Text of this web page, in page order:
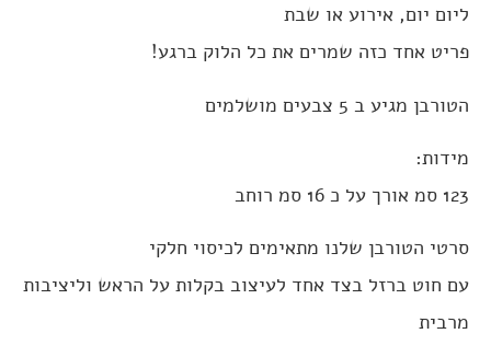
ליום יום, אירוע או שבת
פריט אחד כזה שמרים את כל הלוק ברגע!
הטורבן מגיע ב 5 צבעים מושלמים
מידות:
123 סמ אורך על כ 16 סמ רוחב
סרטי הטורבן שלנו מתאימים לכיסוי חלקי
עם חוט ברזל בצד אחד לעיצוב בקלות על הראש וליציבות
מרבית